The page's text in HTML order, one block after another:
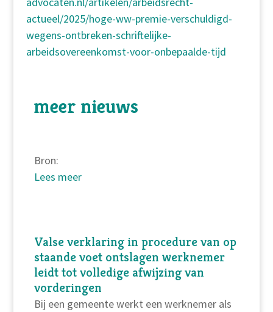
actueel/2025/hoge-ww-premie-verschuldigd-
wegens-ontbreken-schriftelijke-
arbeidsovereenkomst-voor-onbepaalde-tijd
meer nieuws
Bron:
Lees meer
Valse verklaring in procedure van op
staande voet ontslagen werknemer
leidt tot volledige afwijzing van
vorderingen
Bij een gemeente werkt een werknemer als